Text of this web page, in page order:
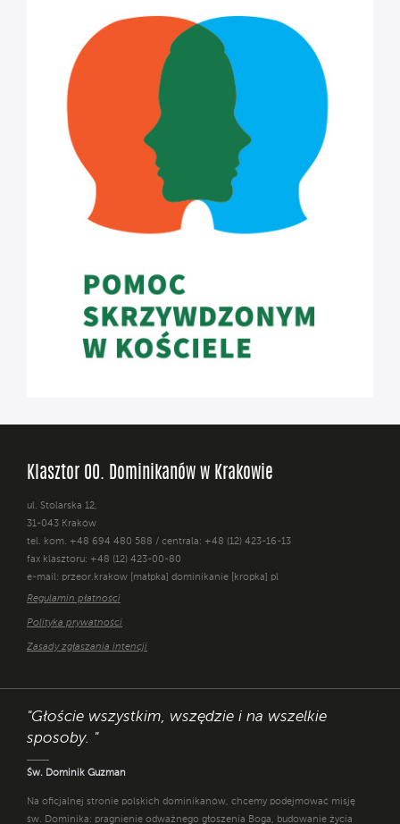
Klasztor OO. Dominikanów w Krakowie
ul. Stolarska 12,
31-043 Kraków
tel. kom. +48 694 480 588 / centrala: +48 (12) 423-16-13
fax klasztoru: +48 (12) 423-00-80
e-mail: przeor.krakow [małpka] dominikanie [kropka] pl
Regulamin płatności
Polityka prywatności
Zasady zgłaszania intencji
"Głoście wszystkim, wszędzie i na wszelkie
sposoby. "
Św. Dominik Guzman
Na oficjalnej stronie polskich dominikanów, chcemy podejmować misję
św. Dominika: pragnienie odważnego głoszenia Boga, budowanie życia